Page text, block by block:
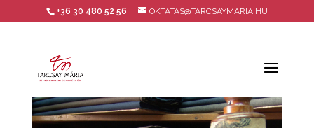
+36 30 480 52 56 OKTATAS@TARCSAYMARIA.HU